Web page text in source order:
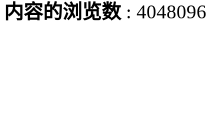
内容的浏览数 : 4048096